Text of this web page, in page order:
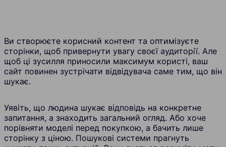
Ви створюєте корисний контент та оптимізуєте
сторінки, щоб привернути увагу своєї аудиторії. Але
щоб ці зусилля приносили максимум користі, ваш
сайт повинен зустрічати відвідувача саме тим, що він
шукає.
Уявіть, що людина шукає відповідь на конкретне
запитання, а знаходить загальний огляд. Або хоче
порівняти моделі перед покупкою, а бачить лише
сторінку з ціною. Пошукові системи прагнуть